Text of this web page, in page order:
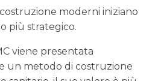
moderni iniziano
più strategico.
viene presentata
un metodo di costruzione